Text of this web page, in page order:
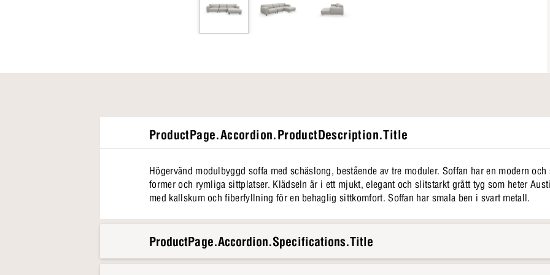
ProductPage.Accordion.ProductDescription.Title
Högervänd modulbyggd soffa med schäslong, bestående av tre moduler. Soffan har en modern
former och rymliga sittplatser. Klädseln är i ett mjukt, elegant och slitstarkt grått tyg som heter
med kallskum och fiberfyllning för en behaglig sittkomfort. Soffan har smala ben i svart metall.
ProductPage.Accordion.Specifications.Title